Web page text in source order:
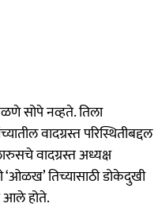
सोपे नव्हते. तिला
वादग्रस्त परिस्थितीबद्दल
वादग्रस्त अध्यक्ष
तिच्यासाठी डोकेदुखी
आले होते.